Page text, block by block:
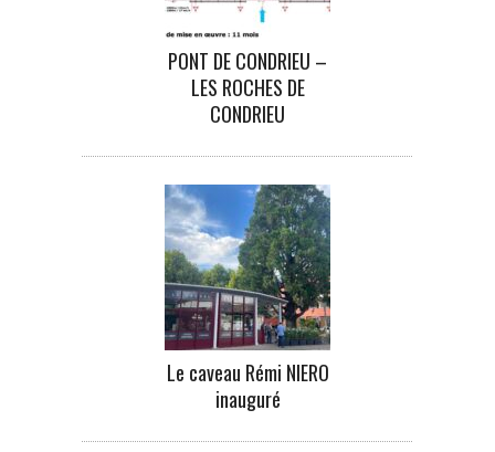
PONT DE CONDRIEU –
LES ROCHES DE
CONDRIEU
Le caveau Rémi NIERO
inauguré